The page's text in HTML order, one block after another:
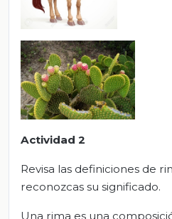
Actividad 2
Revisa las definiciones de
reconozcas su significado.
Una rima es una